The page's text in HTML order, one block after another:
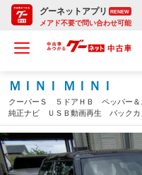
グーネットアプリ RENEW
メアド不要で問い合わせ可能
ＭＩＮＩ ＭＩＮＩ
クーパーＳ ５ドアＨＢ ペッパー＆
純正ナビ ＵＳＢ動画再生 バック
ズフリー＆ミュージック ＬＥＤデ
ＩＮＩドライビング ＥＴＣ（福岡県